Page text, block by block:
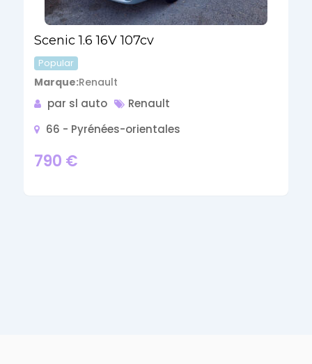
Scenic 1.6 16V 107cv
Popular
Marque Renault
par sl auto
Renault
66 - Pyrénées-orientales
790 €